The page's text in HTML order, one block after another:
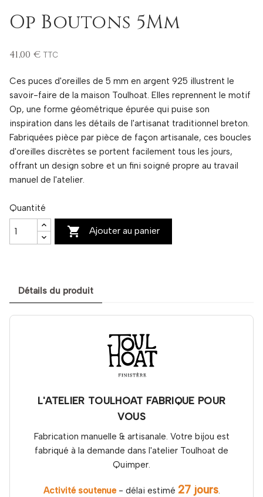
Op Boutons 5Mm
41,00 € TTC
Ces puces d'oreilles de 5 mm en argent 925 illustrent le
savoir-faire de la maison Toulhoat. Elles reprennent le motif
Op, une forme géométrique épurée qui puise son
inspiration dans les détails de l'artisanat traditionnel breton.
Fabriquées pièce par pièce de façon artisanale, ces boucles
d'oreilles discrètes se portent facilement tous les jours,
offrant un design sobre et un fini soigné propre au travail
manuel de l'atelier.
Quantité
 Ajouter au panier
Détails du produit
L'ATELIER TOULHOAT FABRIQUE POUR
VOUS
Fabrication manuelle & artisanale. Votre bijou est
fabriqué à la demande dans l'atelier Toulhoat de
Quimper.
Activité soutenue- délai estimé 27 jours.